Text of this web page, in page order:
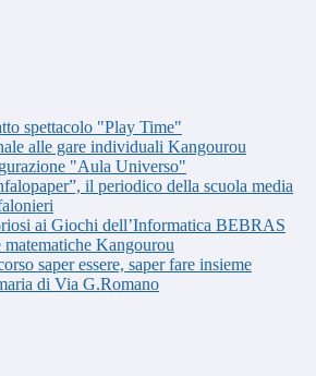
spettacolo "Play Time"
alle gare individuali Kangourou
"Aula Universo"
il periodico della scuola media
ai Giochi dell’Informatica BEBRAS
matematiche Kangourou
saper essere, saper fare insieme
di Via G.Romano